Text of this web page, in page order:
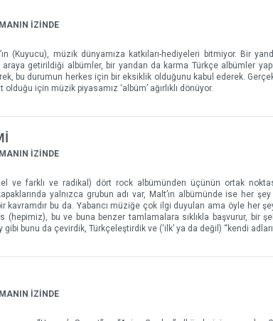
İZİNDE
(Kuyucu), müzik dünyamıza katkıları-hediyeleri bitmiyor. Bir
araya getirildiği albümler, bir yandan da karma Türkçe albümler
bu durumun herkes için bir eksiklik olduğunu kabul ederek.
için müzik piyasamız ‘albüm’ ağırlıklı dönüyor.
İZİNDE
ve farklı ve radikal) dört rock albümünden üçünün ortak
yalnızca grubun adı var, Malt’ın albümünde ise her şey
kavramdır bu da. Yabancı müziğe çok ilgi duyulan ama öyle her
(hepimiz), bu ve buna benzer tamlamalara sıklıkla başvurur, bir
bunu da çevirdik, Türkçeleştirdik ve (‘ilk’ ya da değil) “kendi
İZİNDE